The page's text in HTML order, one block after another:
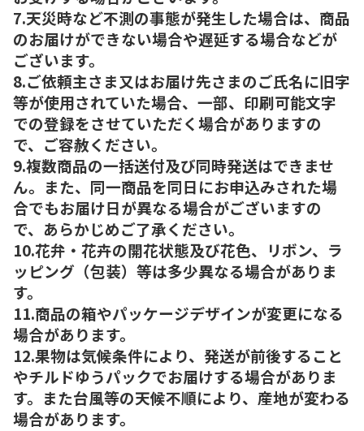
7.天災時など不測の事態が発生した場合は、商品
のお届けができない場合や遅延する場合などが
ございます。
8.ご依頼主さま又はお届け先さまのご氏名に旧字
等が使用されていた場合、一部、印刷可能文字
での登録をさせていただく場合がありますの
で、ご容赦ください。
9.複数商品の一括送付及び同時発送はできませ
ん。また、同一商品を同日にお申込みされた場
合でもお届け日が異なる場合がございますの
で、あらかじめご了承ください。
10.花弁・花卉の開花状態及び花色、リボン、ラ
ッピング（包装）等は多少異なる場合がありま
す。
11.商品の箱やパッケージデザインが変更になる
場合があります。
12.果物は気候条件により、発送が前後すること
やチルドゆうパックでお届けする場合がありま
す。また台風等の天候不順により、産地が変わる
場合があります。